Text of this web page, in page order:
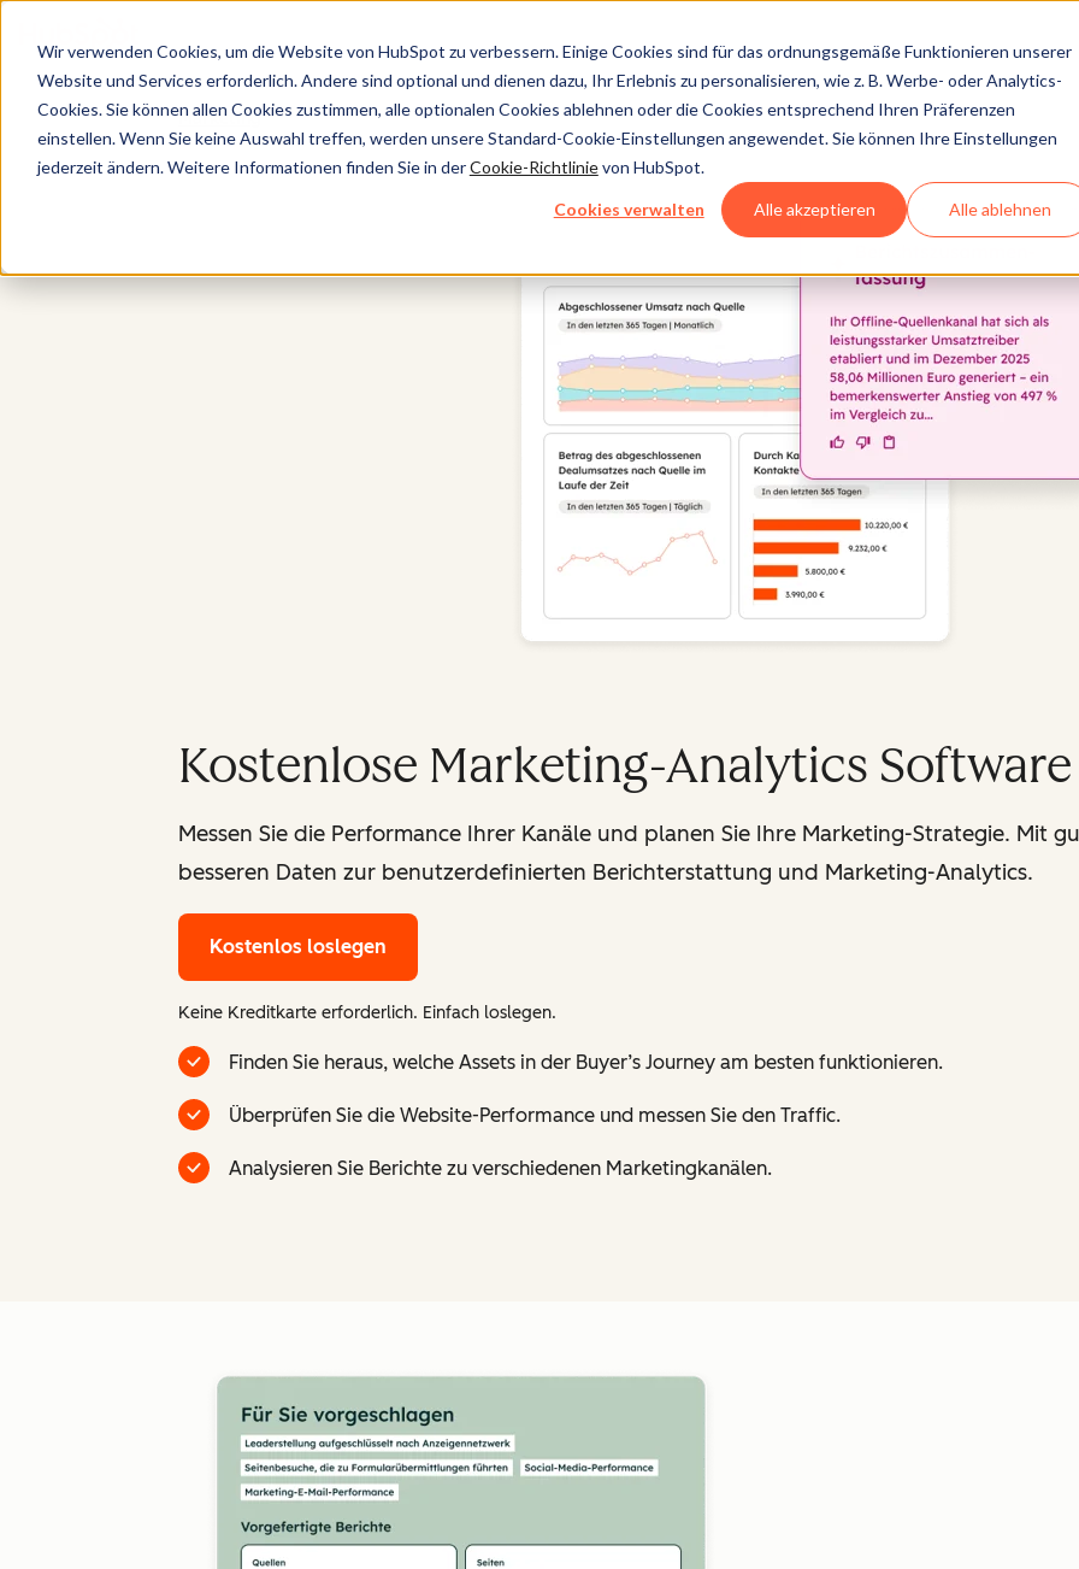
Wir verwenden Cookies, um die Website von HubSpot zu verbessern. Einige Cookies sind für das ordnungsgemäße Funktionieren unserer
Website und Services erforderlich. Andere sind optional und dienen dazu, Ihr Erlebnis zu personalisieren, wie z. B. Werbe- oder Analytics-
Cookies. Sie können allen Cookies zustimmen, alle optionalen Cookies ablehnen oder die Cookies entsprechend Ihren Präferenzen
einstellen. Wenn Sie keine Auswahl treffen, werden unsere Standard-Cookie-Einstellungen angewendet. Sie können Ihre Einstellungen
jederzeit ändern. Weitere Informationen finden Sie in derCookie-Richtlinievon HubSpot.
Cookies verwalten Alle akzeptieren Alle ablehnen
Marketing
Kostenlose Marketing-Analytics Software
Messen Sie die Performance Ihrer Kanäle und planen Sie Ihre Marketing-Strategie. Mit
besseren Daten zur benutzerdefinierten Berichterstattung und Marketing-Analytics.
Kostenlos loslegen
Keine Kreditkarte erforderlich. Einfach loslegen.
Finden Sie heraus, welche Assets in der Buyer’s Journey am besten funktionieren.
Überprüfen Sie die Website-Performance und messen Sie den Traffic.
Analysieren Sie Berichte zu verschiedenen Marketingkanälen.